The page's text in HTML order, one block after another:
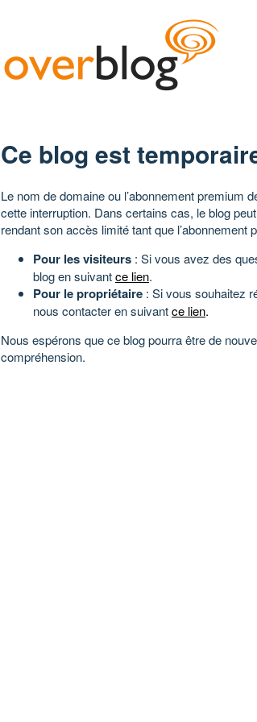
Ce blog est
Le nom de domaine ou l’abonnement premium
cette interruption. Dans certains cas, le blog
rendant son accès limité tant que l’abonnement
Pour les visiteurs : Si vous avez des
blog en suivantce lien.
Pour le propriétaire : Si vous souhaitez
nous contacter en suivantce lien.
Nous espérons que ce blog pourra être de
compréhension.